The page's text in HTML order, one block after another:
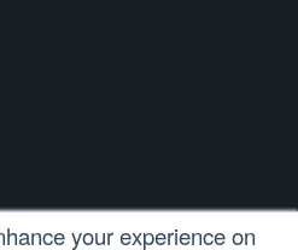
your experience on